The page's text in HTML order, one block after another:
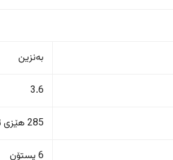
بەنزین
3.6
285 هێزی ئەسپ
6 پستۆن